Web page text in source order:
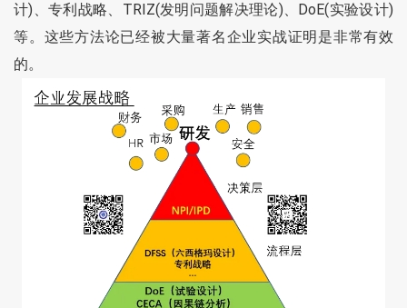
计)、专利战略、TRIZ(发明问题解决理论)、DoE(实验设计)
等。这些方法论已经被大量著名企业实战证明是非常有效
的。